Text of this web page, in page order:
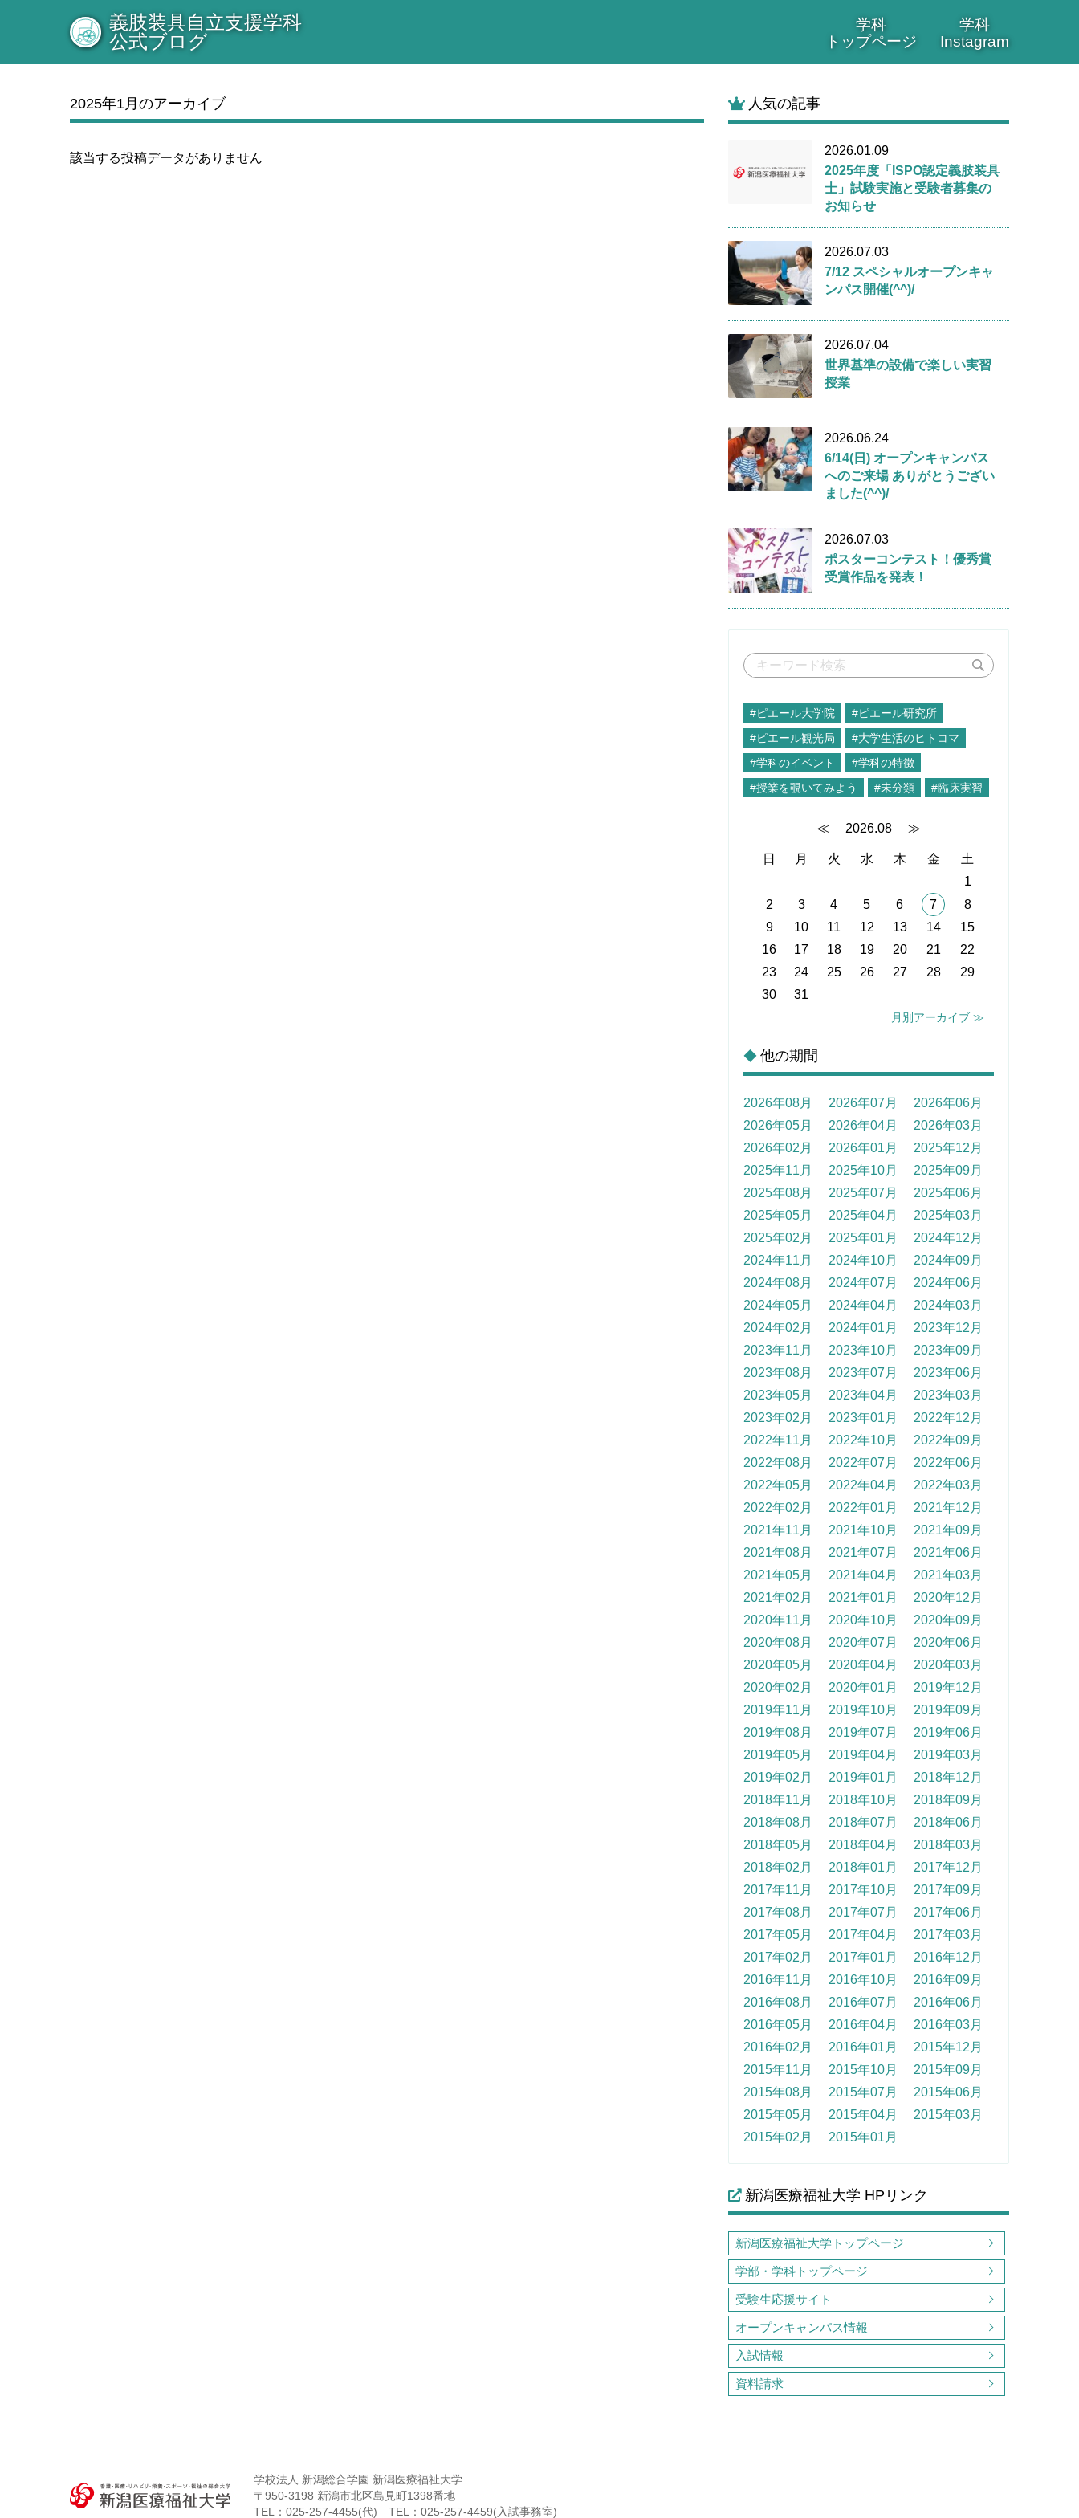
学科
トップページ
学科
Instagram
義肢装具自立支援学科
公式ブログ
2025年1月のアーカイブ
該当する投稿データがありません
人気の記事
2026.01.09
2025年度「ISPO認定義肢装具
士」試験実施と受験者募集の
お知らせ
2026.07.03
7/12 スペシャルオープンキャ
ンパス開催(^^)/
2026.07.04
世界基準の設備で楽しい実習
授業
2026.06.24
6/14(日) オープンキャンパス
へのご来場 ありがとうござい
ました(^^)/
2026.07.03
ポスターコンテスト！優秀賞
受賞作品を発表！
#ピエール大学院
#ピエール研究所
#ピエール観光局
#大学生活のヒトコマ
#学科のイベント
#学科の特徴
#授業を覗いてみよう
#未分類 #臨床実習
≪ 2026.08 ≫
日 月 火 水 木 金
土
1
2
3 4 5 6 7
8
9
10 11 12 13 14
15
16
17 18 19 20 21
22
23
24 25 26 27 28
29
30
31
月別アーカイブ ≫
◆ 他の期間
2026年08月 2026年07月
2026年06月
2026年05月
2026年04月
2026年03月
2026年02月
2026年01月
2025年12月
2025年11月
2025年10月
2025年09月
2025年08月
2025年07月
2025年06月
2025年05月
2025年04月
2025年03月
2025年02月
2025年01月
2024年12月
2024年11月
2024年10月
2024年09月
2024年08月
2024年07月
2024年06月
2024年05月
2024年04月
2024年03月
2024年02月
2024年01月
2023年12月
2023年11月
2023年10月
2023年09月
2023年08月
2023年07月
2023年06月
2023年05月
2023年04月
2023年03月
2023年02月
2023年01月
2022年12月
2022年11月
2022年10月
2022年09月
2022年08月
2022年07月
2022年06月
2022年05月
2022年04月
2022年03月
2022年02月
2022年01月
2021年12月
2021年11月
2021年10月
2021年09月
2021年08月
2021年07月
2021年06月
2021年05月
2021年04月
2021年03月
2021年02月
2021年01月
2020年12月
2020年11月
2020年10月
2020年09月
2020年08月
2020年07月
2020年06月
2020年05月
2020年04月
2020年03月
2020年02月
2020年01月
2019年12月
2019年11月
2019年10月
2019年09月
2019年08月
2019年07月
2019年06月
2019年05月
2019年04月
2019年03月
2019年02月
2019年01月
2018年12月
2018年11月
2018年10月
2018年09月
2018年08月
2018年07月
2018年06月
2018年05月
2018年04月
2018年03月
2018年02月
2018年01月
2017年12月
2017年11月
2017年10月
2017年09月
2017年08月
2017年07月
2017年06月
2017年05月
2017年04月
2017年03月
2017年02月
2017年01月
2016年12月
2016年11月
2016年10月
2016年09月
2016年08月
2016年07月
2016年06月
2016年05月
2016年04月
2016年03月
2016年02月
2016年01月
2015年12月
2015年11月
2015年10月
2015年09月
2015年08月
2015年07月
2015年06月
2015年05月
2015年04月
2015年03月
2015年02月
2015年01月
新潟医療福祉大学 HPリンク
新潟医療福祉大学トップページ
学部・学科トップページ
受験生応援サイト
オープンキャンパス情報
入試情報
資料請求
学校法人 新潟総合学園 新潟医療福祉大学
〒950-3198 新潟市北区島見町1398番地
TEL： 025-257-4455(代) TEL： 025-257-4459(入試事務室)